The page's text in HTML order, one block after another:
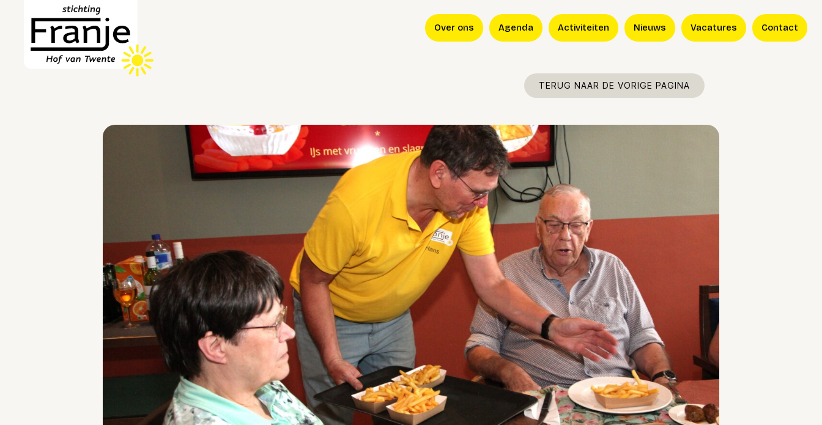
Over ons Agenda Activiteiten Nieuws Vacatures Contact
TERUG NAAR DE VORIGE PAGINA